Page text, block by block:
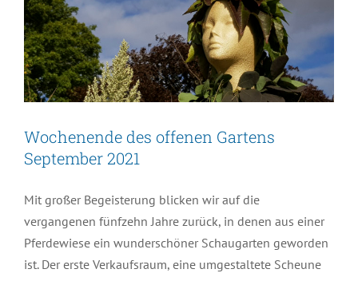
Wochenende des offenen Gartens
September 2021
Mit großer Begeisterung blicken wir auf die
vergangenen fünfzehn Jahre zurück, in denen aus einer
Pferdewiese ein wunderschöner Schaugarten geworden
ist. Der erste Verkaufsraum, eine umgestaltete Scheune